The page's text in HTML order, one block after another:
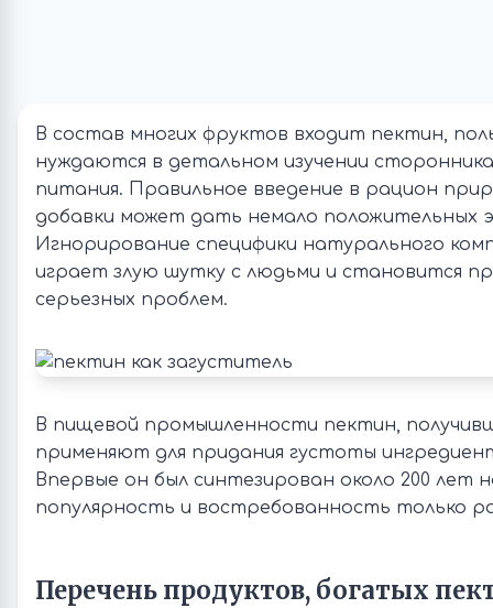
В состав многих фруктов входит пектин,
нуждаются в детальном изучении
питания. Правильное введение в рацион
добавки может дать немало положительных
Игнорирование специфики натурального
играет злую шутку с людьми и становится
серьезных проблем.
В пищевой промышленности пектин,
применяют для придания густоты
Впервые он был синтезирован около 200 лет
популярность и востребованность только
Перечень продуктов, богатых